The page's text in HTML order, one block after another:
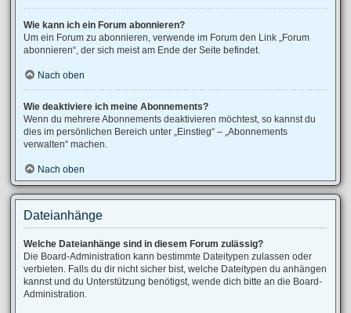
Wie kann ich ein Forum abonnieren?
Um ein Forum zu abonnieren, verwende im Forum den Link „Forum
abonnieren“, der sich meist am Ende der Seite befindet.
Nach oben
Wie deaktiviere ich meine Abonnements?
Wenn du mehrere Abonnements deaktivieren möchtest, so kannst du
dies im persönlichen Bereich unter „Einstieg“ – „Abonnements
verwalten“ machen.
Nach oben
Dateianhänge
Welche Dateianhänge sind in diesem Forum zulässig?
Die Board-Administration kann bestimmte Dateitypen zulassen oder
verbieten. Falls du dir nicht sicher bist, welche Dateitypen du anhängen
kannst und du Unterstützung benötigst, wende dich bitte an die Board-
Administration.